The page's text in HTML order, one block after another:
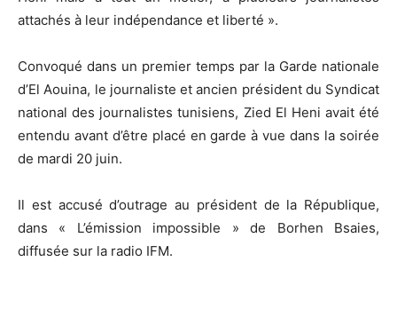
attachés à leur indépendance et liberté ».
Convoqué dans un premier temps par la Garde nationale
d’El Aouina, le journaliste et ancien président du Syndicat
national des journalistes tunisiens, Zied El Heni avait été
entendu avant d’être placé en garde à vue dans la soirée
de mardi 20 juin.
Il est accusé d’outrage au président de la République,
dans « L’émission impossible » de Borhen Bsaies,
diffusée sur la radio IFM.